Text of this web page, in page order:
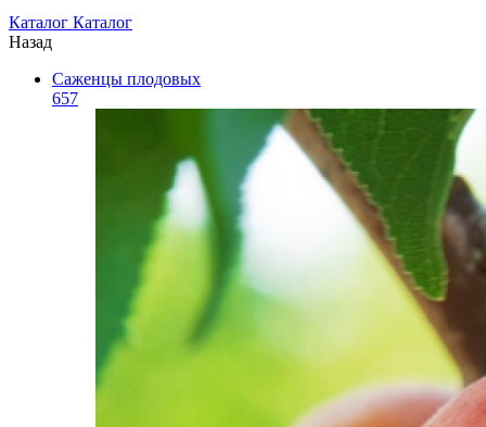
Каталог Каталог
Назад
Саженцы плодовых
657